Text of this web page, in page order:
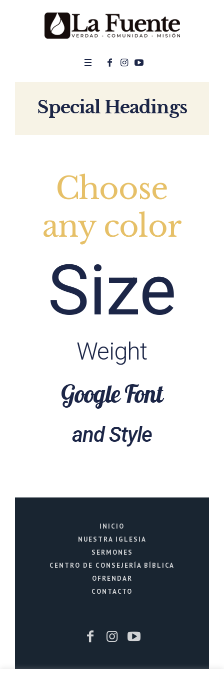
Special Headings
Choose
any color
Size
Weight
Google Font
and Style
INICIO
NUESTRA IGLESIA
SERMONES
CENTRO DE CONSEJERÍA BÍBLICA
OFRENDAR
CONTACTO